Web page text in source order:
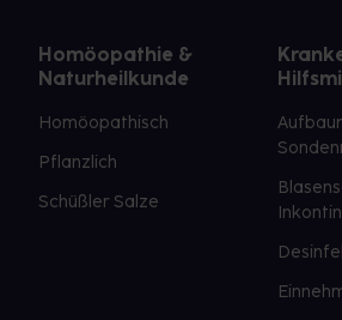
Homöopathie &
Naturheilkunde
Homöopathisch
Pflanzlich
Schüßler Salze